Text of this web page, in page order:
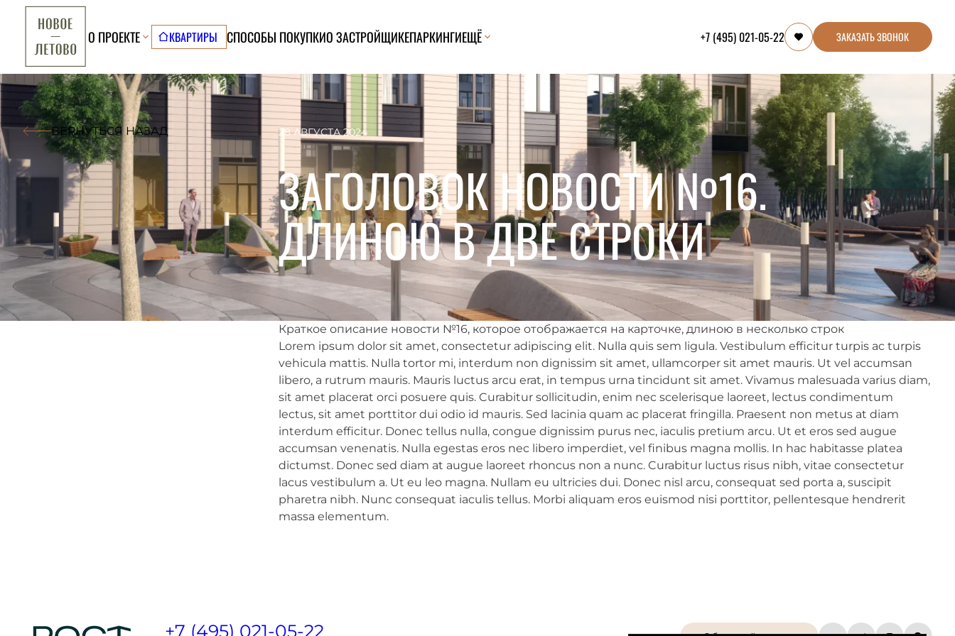
О ПРОЕКТЕ КВАРТИРЫ СПОСОБЫ ПОКУПКИО ЗАСТРОЙЩИКЕПАРКИНГИЕЩЁ +7 (495) 021-05-22 ЗАКАЗАТЬ ЗВОНОК
ВЕРНУТЬСЯ НАЗАД 28 АВГУСТА 2024
ЗАГОЛОВОК НОВОСТИ №16.
ДЛИНОЮ В ДВЕ СТРОКИ
Краткое описание новости №16, которое отображается на карточке, длиною в несколько строк
Lorem ipsum dolor sit amet, consectetur adipiscing elit. Nulla quis sem ligula. Vestibulum efficitur turpis ac turpis
vehicula mattis. Nulla tortor mi, interdum non dignissim sit amet, ullamcorper sit amet mauris. Ut vel accumsan
libero, a rutrum mauris. Mauris luctus arcu erat, in tempus urna tincidunt sit amet. Vivamus malesuada varius diam,
sit amet placerat orci posuere quis. Curabitur sollicitudin, enim nec scelerisque laoreet, lectus condimentum
lectus, sit amet porttitor dui odio id mauris. Sed lacinia quam ac placerat fringilla. Praesent non metus at diam
interdum efficitur. Donec tellus nulla, congue dignissim purus nec, iaculis pretium arcu. Ut et eros sed augue
accumsan venenatis. Nulla egestas eros nec libero imperdiet, vel finibus magna mollis. In hac habitasse platea
dictumst. Donec sed diam at augue laoreet rhoncus non a nunc. Curabitur luctus risus nibh, vitae consectetur
lacus vestibulum a. Ut eu leo magna. Nullam eu ultricies dui. Donec nisl arcu, consequat sed porta a, suscipit
pharetra nibh. Nunc consequat iaculis tellus. Morbi aliquam eros euismod nisi porttitor, pellentesque hendrerit
massa elementum.
+7 (495) 021-05-22